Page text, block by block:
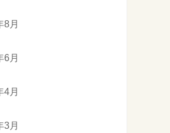
8月
6月
4月
3月